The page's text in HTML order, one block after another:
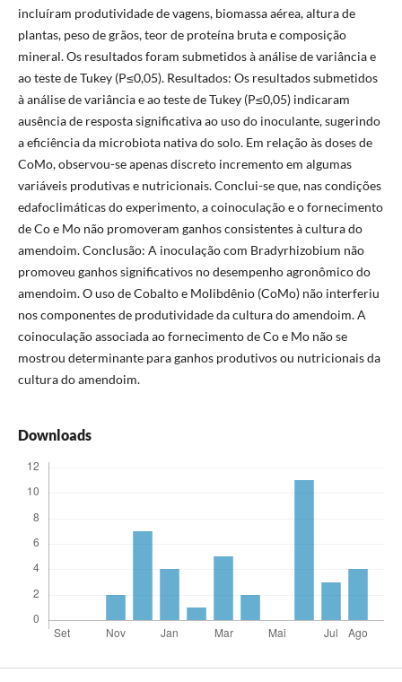
incluíram produtividade de vagens, biomassa aérea, altura de
plantas, peso de grãos, teor de proteína bruta e composição
mineral. Os resultados foram submetidos à análise de variância e
ao teste de Tukey (P≤0,05). Resultados: Os resultados submetidos
à análise de variância e ao teste de Tukey (P≤0,05) indicaram
ausência de resposta significativa ao uso do inoculante, sugerindo
a eficiência da microbiota nativa do solo. Em relação às doses de
CoMo, observou-se apenas discreto incremento em algumas
variáveis produtivas e nutricionais. Conclui-se que, nas condições
edafoclimáticas do experimento, a coinoculação e o fornecimento
de Co e Mo não promoveram ganhos consistentes à cultura do
amendoim. Conclusão: A inoculação com Bradyrhizobium não
promoveu ganhos significativos no desempenho agronômico do
amendoim. O uso de Cobalto e Molibdênio (CoMo) não interferiu
nos componentes de produtividade da cultura do amendoim. A
coinoculação associada ao fornecimento de Co e Mo não se
mostrou determinante para ganhos produtivos ou nutricionais da
cultura do amendoim.
Downloads